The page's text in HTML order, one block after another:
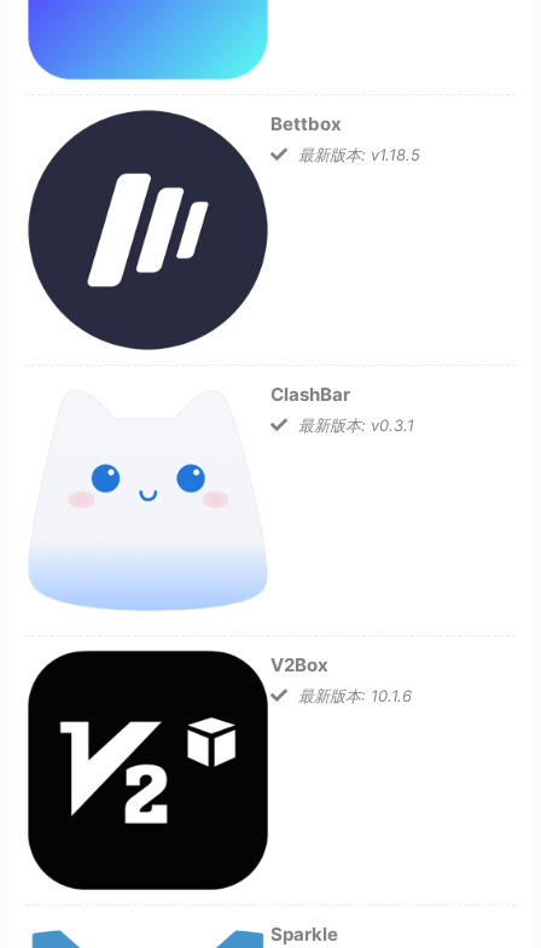
Bettbox
最新版本: v1.18.5
ClashBar
最新版本: v0.3.1
V2Box
最新版本: 10.1.6
Sparkle